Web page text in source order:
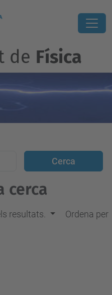
de Física
cerca
resultats. Ordena per